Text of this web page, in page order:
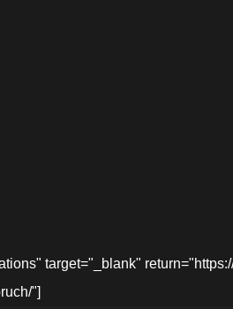
target="_blank"
"]